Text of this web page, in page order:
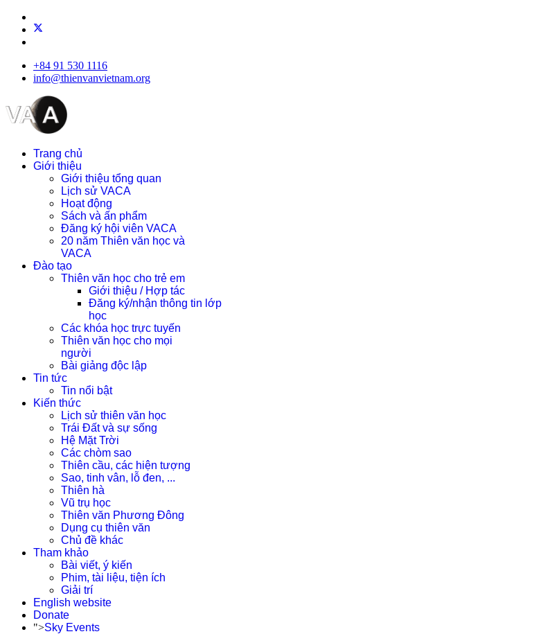
+84 91 530 1116
info@thienvanvietnam.org
Trang chủ
Giới thiệu
Giới thiệu tổng quan
Lịch sử VACA
Hoạt động
Sách và ấn phẩm
Đăng ký hội viên VACA
20 năm Thiên văn học và
VACA
Đào tạo
Thiên văn học cho trẻ em
Giới thiệu / Hợp tác
Đăng ký/nhận thông tin lớp
học
Các khóa học trực tuyến
Thiên văn học cho mọi
người
Bài giảng độc lập
Tin tức
Tin nổi bật
Kiến thức
Lịch sử thiên văn học
Trái Đất và sự sống
Hệ Mặt Trời
Các chòm sao
Thiên cầu, các hiện tượng
Sao, tinh vân, lỗ đen, ...
Thiên hà
Vũ trụ học
Thiên văn Phương Đông
Dụng cụ thiên văn
Chủ đề khác
Tham khảo
Bài viết, ý kiến
Phim, tài liệu, tiện ích
Giải trí
English website
Donate
">Sky Events